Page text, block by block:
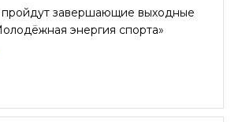
завершающие выходные
энергия спорта»